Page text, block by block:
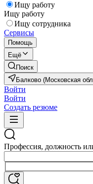
Ищу работу
Ищу работу
Ищу сотрудника
Сервисы
Помощь
Ещё
Поиск
Балково (Московская
Войти
Войти
Создать резюме
Профессия, должность